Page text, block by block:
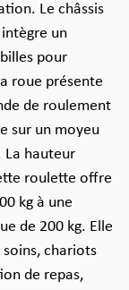
Le châssis
un
pour
roue présente
de roulement
sur un moyeu
La hauteur
roulette offre
kg à une
de 200 kg. Elle
chariots
de repas,